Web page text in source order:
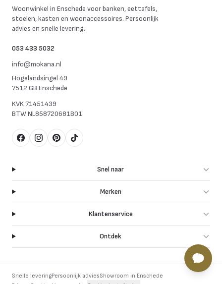
Woonwinkel in Enschede voor banken, eettafels,
stoelen, kasten en woonaccessoires. Persoonlijk
advies en snelle levering.
053 433 5032
info@mokana.nl
Hogelandsingel 49
7512 GB Enschede
KVK71451439
BTWNL858720681B01
FacebookInstagram
Pinterest
TikTok
Snel naar
Merken
Klantenservice
Ontdek
Snelle leveringPersoonlijk adviesShowroom in Enschede